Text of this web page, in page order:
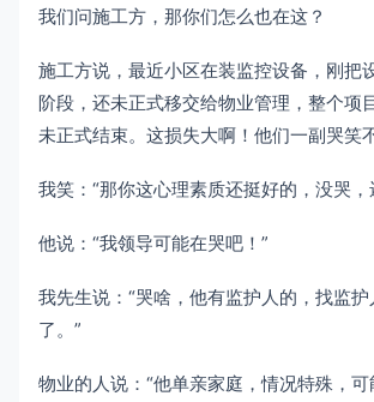
我们问施工方，那你们怎么也在这？
施工方说，最近小区在装监控设备，刚把
阶段，还未正式移交给物业管理，整个项
未正式结束。这损失大啊！他们一副哭笑
我笑：“那你这心理素质还挺好的，没哭，
他说：“我领导可能在哭吧！”
我先生说：“哭啥，他有监护人的，找监
了。”
物业的人说：“他单亲家庭，情况特殊，